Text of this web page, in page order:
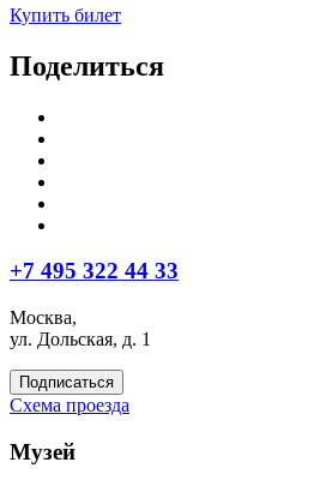
Купить билет
Поделиться
+7 495 322 44 33
Москва,
ул. Дольская, д. 1
Подписаться
Схема проезда
Музей